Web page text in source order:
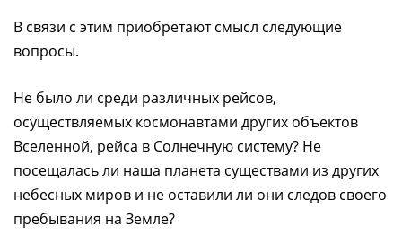
В связи с этим приобретают смысл следующие
вопросы.
Не было ли среди различных рейсов,
осуществляемых космонавтами других объектов
Вселенной, рейса в Солнечную систему? Не
посещалась ли наша планета существами из других
небесных миров и не оставили ли они следов своего
пребывания на Земле?